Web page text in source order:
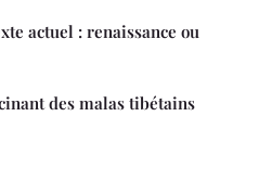
actuel : renaissance ou
des malas tibétains